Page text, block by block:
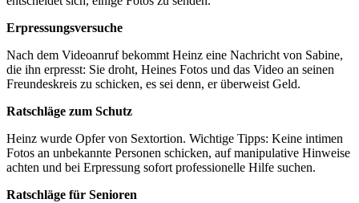
Erpressungsversuche
Nach dem Videoanruf bekommt Heinz eine Nachricht von Sabine,
die ihn erpresst: Sie droht, Heines Fotos und das Video an seinen
Freundeskreis zu schicken, es sei denn, er überweist Geld.
Ratschläge zum Schutz
Heinz wurde Opfer von Sextortion. Wichtige Tipps: Keine intimen
Fotos an unbekannte Personen schicken, auf manipulative Hinweise
achten und bei Erpressung sofort professionelle Hilfe suchen.
Ratschläge für Senioren